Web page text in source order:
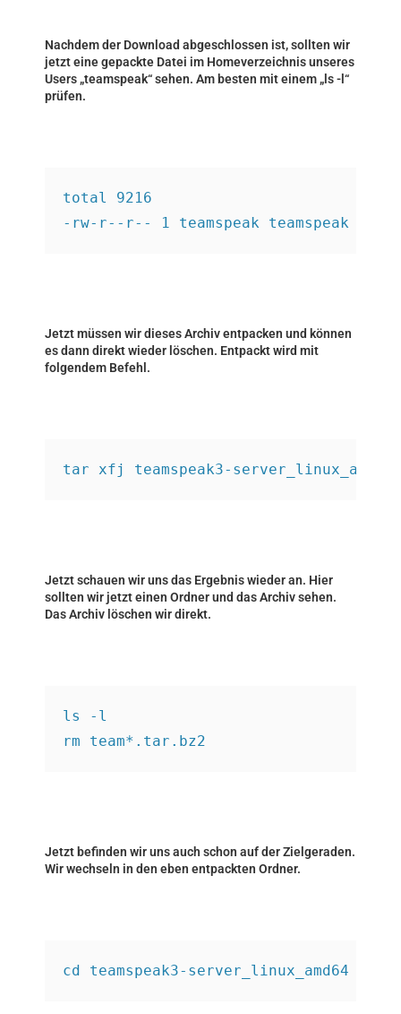
Nachdem der Download abgeschlossen ist, sollten wir
jetzt eine gepackte Datei im Homeverzeichnis unseres
Users „teamspeak“ sehen. Am besten mit einem „ls -l“
prüfen.
total 9216
-rw-r--r-- 1 teamspeak teamspeak
Jetzt müssen wir dieses Archiv entpacken und können
es dann direkt wieder löschen. Entpackt wird mit
folgendem Befehl.
tar xfj teamspeak3-
Jetzt schauen wir uns das Ergebnis wieder an. Hier
sollten wir jetzt einen Ordner und das Archiv sehen.
Das Archiv löschen wir direkt.
ls -l
rm team*.tar.bz2
Jetzt befinden wir uns auch schon auf der Zielgeraden.
Wir wechseln in den eben entpackten Ordner.
cd teamspeak3-server_linux_amd64